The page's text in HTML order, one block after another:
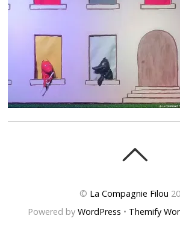
© La Compagnie Filou
Powered by WordPress • Themify